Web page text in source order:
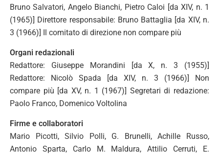
Bruno Salvatori, Angelo Bianchi, Pietro Caloi [da XIV, n. 1
(1965)] Direttore responsabile: Bruno Battaglia [da XIV, n.
3 (1966)] Il comitato di direzione non compare più
Organi redazionali
Redattore: Giuseppe Morandini [da X, n. 3 (1955)]
Redattore: Nicolò Spada [da XIV, n. 3 (1966)] Non
compare più [da XV, n. 1 (1967)] Segretari di redazione:
Paolo Franco, Domenico Voltolina
Firme e collaboratori
Mario Picotti, Silvio Polli, G. Brunelli, Achille Russo,
Antonio Sparta, Carlo M. Maldura, Attilio Cerruti, E.